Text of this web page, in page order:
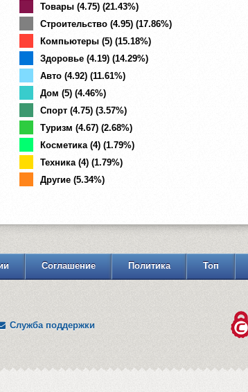
Товары (4.75) (21.43%)
Строительство (4.95) (17.86%)
Компьютеры (5) (15.18%)
Здоровье (4.19) (14.29%)
Авто (4.92) (11.61%)
Дом (5) (4.46%)
Спорт (4.75) (3.57%)
Туризм (4.67) (2.68%)
Косметика (4) (1.79%)
Техника (4) (1.79%)
Другие (5.34%)
Соглашение Политика Топ
Служба поддержки